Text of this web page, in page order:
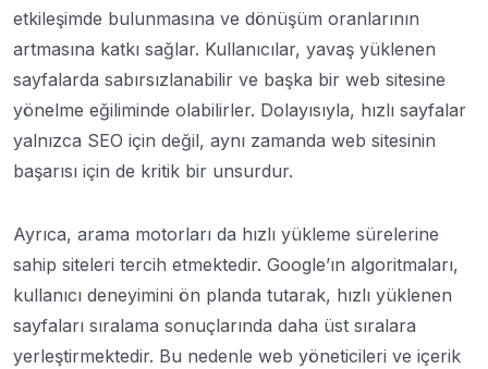
etkileşimde bulunmasına ve dönüşüm oranlarının
artmasına katkı sağlar. Kullanıcılar, yavaş yüklenen
sayfalarda sabırsızlanabilir ve başka bir web sitesine
yönelme eğiliminde olabilirler. Dolayısıyla, hızlı sayfalar
yalnızca SEO için değil, aynı zamanda web sitesinin
başarısı için de kritik bir unsurdur.
Ayrıca, arama motorları da hızlı yükleme sürelerine
sahip siteleri tercih etmektedir. Google’ın algoritmaları,
kullanıcı deneyimini ön planda tutarak, hızlı yüklenen
sayfaları sıralama sonuçlarında daha üst sıralara
yerleştirmektedir. Bu nedenle web yöneticileri ve içerik